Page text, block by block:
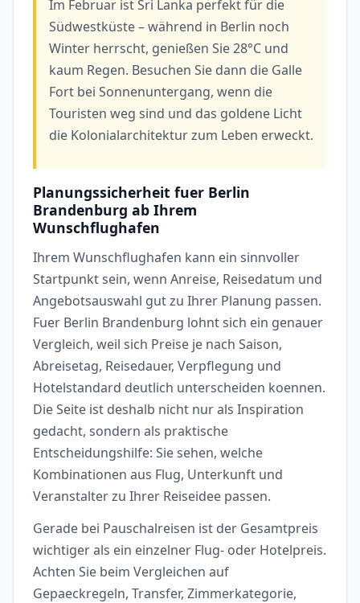
Im Februar ist Sri Lanka perfekt für die
Südwestküste – während in Berlin noch
Winter herrscht, genießen Sie 28°C und
kaum Regen. Besuchen Sie dann die Galle
Fort bei Sonnenuntergang, wenn die
Touristen weg sind und das goldene Licht
die Kolonialarchitektur zum Leben erweckt.
Planungssicherheit fuer Berlin
Brandenburg ab Ihrem
Wunschflughafen
Ihrem Wunschflughafen kann ein sinnvoller
Startpunkt sein, wenn Anreise, Reisedatum und
Angebotsauswahl gut zu Ihrer Planung passen.
Fuer Berlin Brandenburg lohnt sich ein genauer
Vergleich, weil sich Preise je nach Saison,
Abreisetag, Reisedauer, Verpflegung und
Hotelstandard deutlich unterscheiden koennen.
Die Seite ist deshalb nicht nur als Inspiration
gedacht, sondern als praktische
Entscheidungshilfe: Sie sehen, welche
Kombinationen aus Flug, Unterkunft und
Veranstalter zu Ihrer Reiseidee passen.
Gerade bei Pauschalreisen ist der Gesamtpreis
wichtiger als ein einzelner Flug- oder Hotelpreis.
Achten Sie beim Vergleichen auf
Gepaeckregeln, Transfer, Zimmerkategorie,